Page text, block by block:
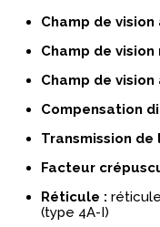
Champ de vision
Champ de vision
Champ de
Compensation
Transmission de
Facteur
Réticule :
(type 4A-I)